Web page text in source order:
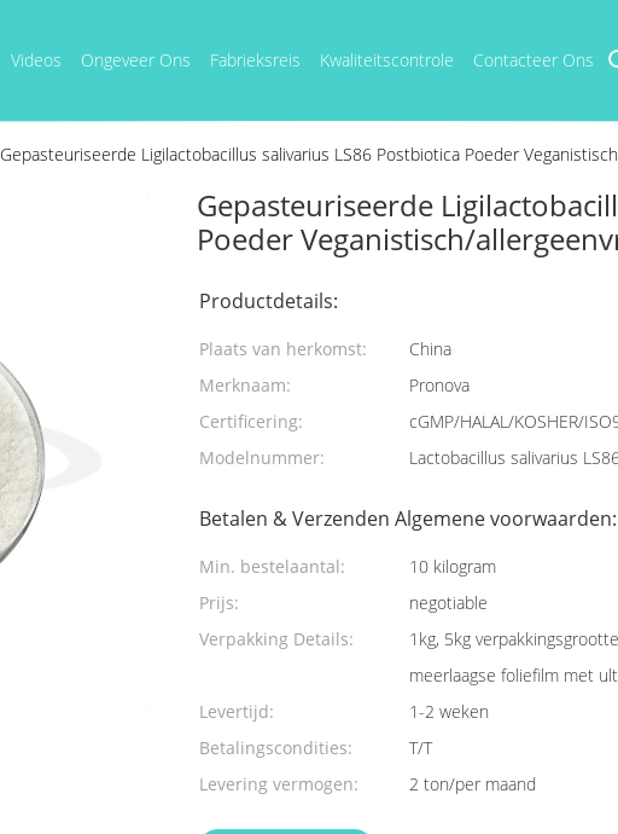
Videos Ongeveer Ons Fabrieksreis Kwaliteitscontrole Contacteer Ons
Gepasteuriseerde Ligilactobacillus salivarius LS86 Postbiotica Poeder
Gepasteuriseerde
Poeder Veganistisch/
Productdetails:
Plaats van herkomst:
China
Merknaam:
Pronova
Certificering:
cGMP/HALAL/KOSHER/
Modelnummer:
Lactobacillus salivarius
Betalen & Verzenden Algemene voorwaarden:
Min. bestelaantal:
10 kilogram
Prijs:
negotiable
Verpakking Details:
1kg, 5kg
meerlaagse foliefilm met
Levertijd:
1-2 weken
Betalingscondities:
T/T
Levering vermogen:
2 ton/per maand